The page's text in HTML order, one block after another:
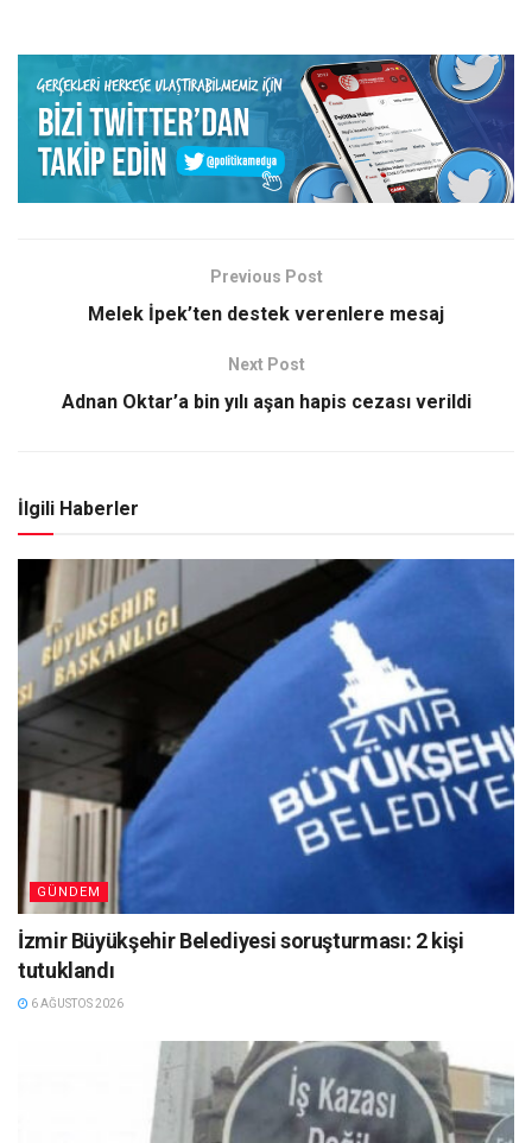
Previous Post
Melek İpek’ten destek verenlere mesaj
Next Post
Adnan Oktar’a bin yılı aşan hapis cezası verildi
İlgili Haberler
GÜNDEM
İzmir Büyükşehir Belediyesi soruşturması: 2 kişi
tutuklandı
6 AĞUSTOS 2026